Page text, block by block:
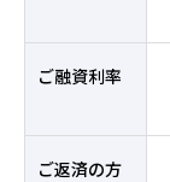
ご融資利率
ご返済の方